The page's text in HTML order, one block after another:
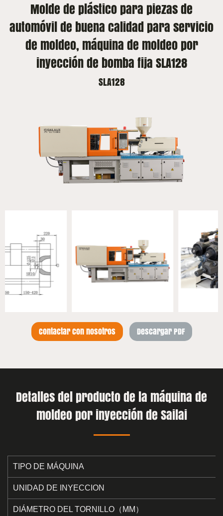
Molde de plástico para piezas de
automóvil de buena calidad para servicio
de moldeo, máquina de moldeo por
inyección de bomba fija SLA128
SLA128
Contactar con nosotros Descargar PDF
Detalles del producto de la máquina de
moldeo por inyección de Sailai
TIPO DE MÁQUINA
UNIDAD DE INYECCION
DIÁMETRO DEL TORNILLO（MM）